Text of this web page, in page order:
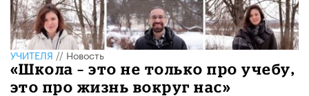
УЧИТЕЛЯ//Новость
​«Школа – это не только про учебу,
это про жизнь вокруг нас»